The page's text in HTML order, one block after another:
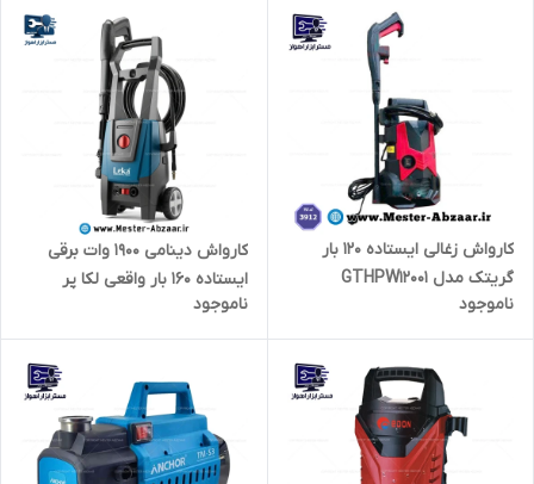
کارواش زغالی ایستاده 120 بار
گریتک مدل GTHPW12001
ناموجود
کارواش دینامی 1900 وات برقی
ایستاده 160 بار واقعی لکا پر
قدرت با گارانتی مدل LEKA 8103
ناموجود